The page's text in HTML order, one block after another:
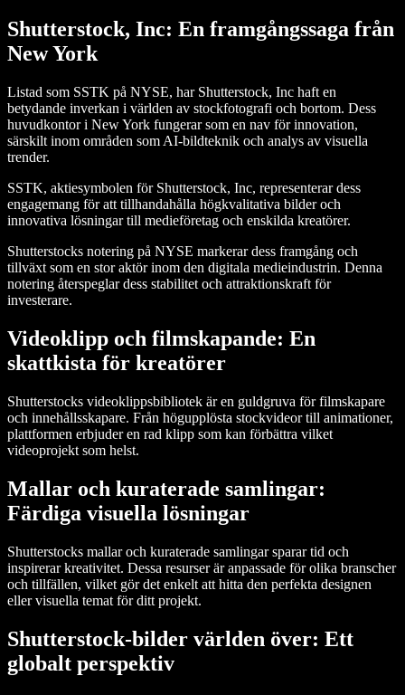
Shutterstock, Inc: En framgångssaga från
New York
Listad som SSTK på NYSE, har Shutterstock, Inc haft en
betydande inverkan i världen av stockfotografi och bortom. Dess
huvudkontor i New York fungerar som en nav för innovation,
särskilt inom områden som AI-bildteknik och analys av visuella
trender.
SSTK, aktiesymbolen för Shutterstock, Inc, representerar dess
engagemang för att tillhandahålla högkvalitativa bilder och
innovativa lösningar till medieföretag och enskilda kreatörer.
Shutterstocks notering på NYSE markerar dess framgång och
tillväxt som en stor aktör inom den digitala medieindustrin. Denna
notering återspeglar dess stabilitet och attraktionskraft för
investerare.
Videoklipp och filmskapande: En
skattkista för kreatörer
Shutterstocks videoklippsbibliotek är en guldgruva för filmskapare
och innehållsskapare. Från högupplösta stockvideor till animationer,
plattformen erbjuder en rad klipp som kan förbättra vilket
videoprojekt som helst.
Mallar och kuraterade samlingar:
Färdiga visuella lösningar
Shutterstocks mallar och kuraterade samlingar sparar tid och
inspirerar kreativitet. Dessa resurser är anpassade för olika branscher
och tillfällen, vilket gör det enkelt att hitta den perfekta designen
eller visuella temat för ditt projekt.
Shutterstock-bilder världen över: Ett
globalt perspektiv